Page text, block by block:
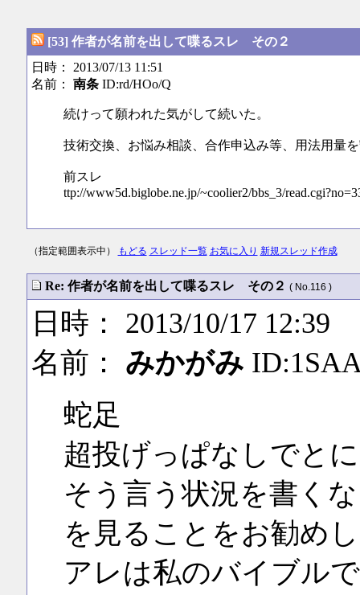
[53] 作者が名前を出して喋るスレ その２
日時： 2013/07/13 11:51
名前： 南条ID:rd/HOo/Q
続けって願われた気がして続いた。
技術交換、お悩み相談、合作申込み等、用法用量
前スレ
ttp://www5d.biglobe.ne.jp/~coolier2/bbs_3/
（指定範囲表示中） もどる スレッド一覧 お気に入り 新規スレッド作成
Re: 作者が名前を出して喋るスレ その２ ( No.116 )
日時： 2013/10/17 12:39
名前： みかがみ
蛇足
超投げっぱなしでと
そう言う状況を書く
を見ることをお勧め
アレは私のバイブル